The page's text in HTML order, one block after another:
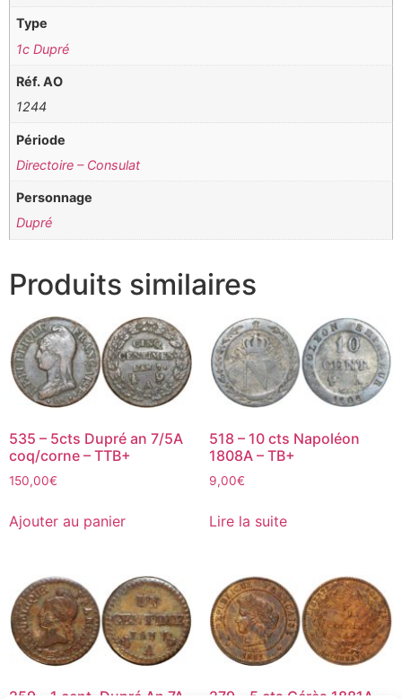
Type
1c Dupré
Réf. AO
1244
Période
Directoire – Consulat
Personnage
Dupré
Produits similaires
535 – 5cts Dupré an 7/5A
coq/corne – TTB+
150,00€
Ajouter au panier
518 – 10 cts Napoléon
1808A – TB+
9,00€
Lire la suite